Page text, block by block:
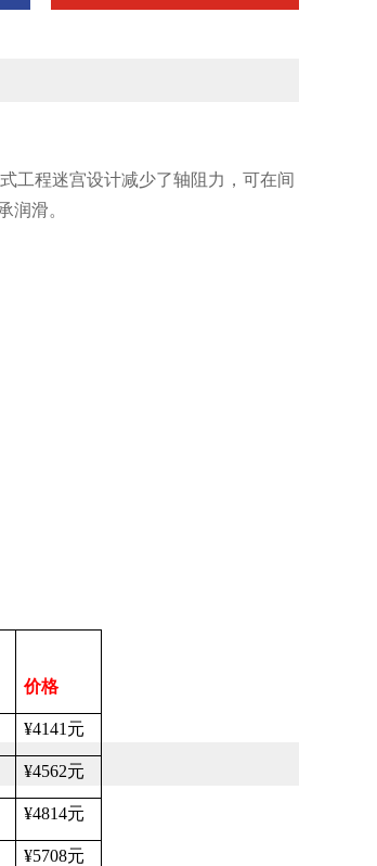
工程迷宫设计减少了轴阻力，可在间
润滑。
价格
¥4141 元
¥4562元
¥4814元
¥5708元